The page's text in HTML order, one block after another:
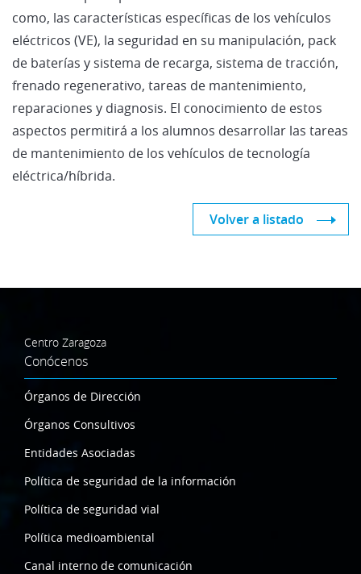
como, las características específicas de los vehículos
eléctricos (VE), la seguridad en su manipulación, pack
de baterías y sistema de recarga, sistema de tracción,
frenado regenerativo, tareas de mantenimiento,
reparaciones y diagnosis. El conocimiento de estos
aspectos permitirá a los alumnos desarrollar las tareas
de mantenimiento de los vehículos de tecnología
eléctrica/híbrida.
Volver a listado
Centro Zaragoza
Conócenos
Órganos de Dirección
Órganos Consultivos
Entidades Asociadas
Política de seguridad de la información
Política de seguridad vial
Política medioambiental
Canal interno de comunicación